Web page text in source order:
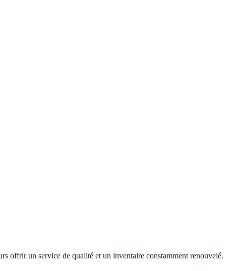
offrir un service de qualité et un inventaire constamment renouvelé.